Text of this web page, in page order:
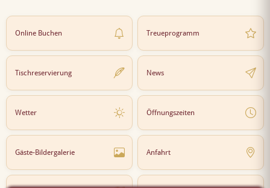
Online Buchen Treueprogramm
Tischreservierung News
Wetter Öffnungszeiten
Gäste-Bildergalerie Anfahrt